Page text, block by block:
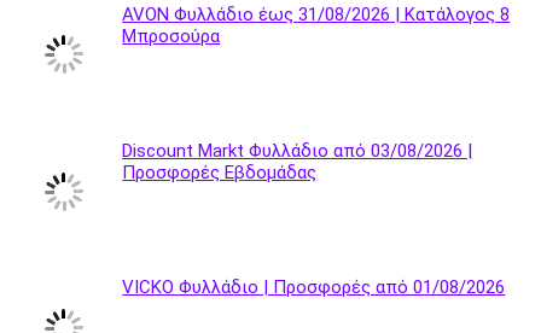
AVON Φυλλάδιο έως 31/08/2026 | Κατάλογος 8
Μπροσούρα
Discount Markt Φυλλάδιο από 03/08/2026 |
Προσφορές Εβδομάδας
VICKO Φυλλάδιο | Προσφορές από 01/08/2026